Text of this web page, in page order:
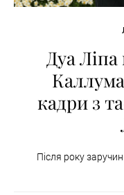
Дуа
кадри з
Після року